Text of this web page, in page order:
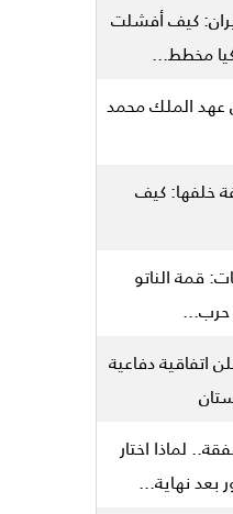
كيف أفشلت
مخطط...
عهد الملك محمد
خلفها: كيف
قمة الناتو
حرب...
اتفاقية دفاعية
لماذا اختار
نهاية...